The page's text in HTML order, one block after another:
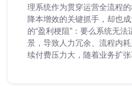
理系统作为贯穿运营全流程
降本增效的关键抓手，却也
的“盈利梗阻”：要么系统无法
景，导致人力冗余、流程内
续付费压力大，随着业务扩